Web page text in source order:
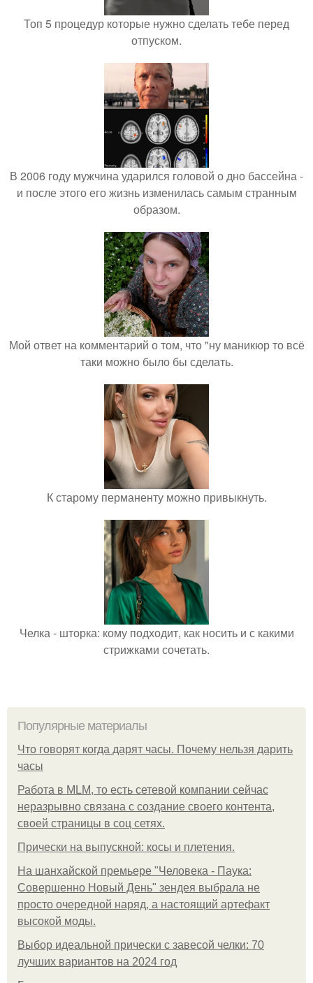
Топ 5 процедур которые нужно сделать тебе перед
отпуском.
В 2006 году мужчина ударился головой о дно бассейна -
и после этого его жизнь изменилась самым странным
образом.
Мой ответ на комментарий о том, что "ну маникюр то всё
таки можно было бы сделать.
К старому перманенту можно привыкнуть.
Челка - шторка: кому подходит, как носить и с какими
стрижками сочетать.
Популярные материалы
Что говорят когда дарят часы. Почему нельзя дарить
часы
Работа в MLM, то есть сетевой компании сейчас
неразрывно связана с создание своего контента,
своей страницы в соц сетях.
Прически на выпускной: косы и плетения.
На шанхайской премьере "Человека - Паука:
Совершенно Новый День" зендея выбрала не
просто очередной наряд, а настоящий артефакт
высокой моды.
Выбор идеальной прически с завесой челки: 70
лучших вариантов на 2024 год